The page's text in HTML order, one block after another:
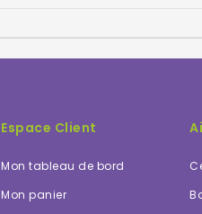
Espace Client
Mon tableau de bord
Mon panier